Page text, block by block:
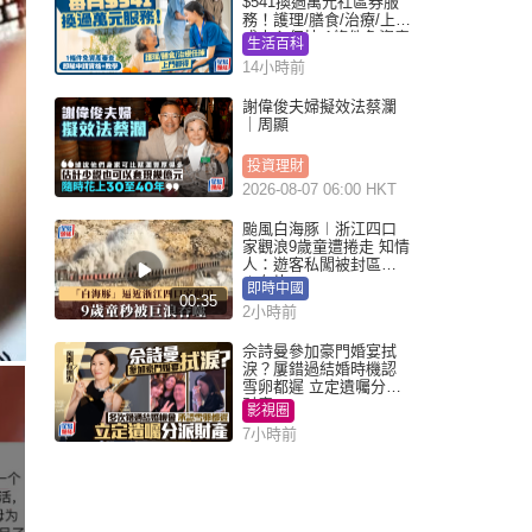
務！護理/膳食/治療/上門
或中心任揀 1條件免資產
審查（附申請資格及教
學）
生活百科
14小時前
謝偉俊夫婦擬效法蔡瀾
｜周顯
投資理財
2026-08-07 06:00 HKT
00:35
颱風白海豚︱浙江四口
家觀浪9歲童遭捲走 知情
人：遊客私闖被封區域
︱有片
即時中國
2小時前
佘詩曼參加豪門婚宴拭
淚？屢錯過結婚時機認
雪卵都遲 立定遺囑分派
財產
影視圈
7小時前